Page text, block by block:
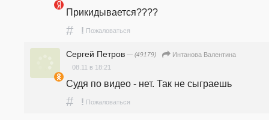
Прикидывается????
# ! Пожаловаться
Сергей Петров — (49179)
Интанова Валентина
08.11 в 18:21
Судя по видео - нет. Так не сыграешь
# ! Пожаловаться